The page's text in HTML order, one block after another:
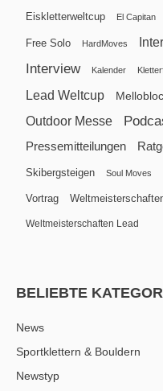
Eiskletterweltcup El Capitan
Free Solo HardMoves
Interview Kalender
Lead Weltcup
Outdoor Messe
Pressemitteilungen
Skibergsteigen Soul Moves
Vortrag
Weltmeisterschaften Lead
BELIEBTE
News
Sportklettern & Bouldern
Newstyp